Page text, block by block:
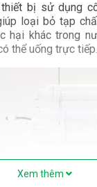
bị sử dụng
loại bỏ tạp
hại khác trong
thể uống trực tiếp.
Xem thêm